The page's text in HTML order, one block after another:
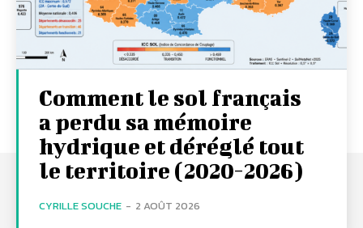
Comment le sol français
a perdu sa mémoire
hydrique et déréglé tout
le territoire (2020-2026)
CYRILLE SOUCHE - 2 AOÛT 2026